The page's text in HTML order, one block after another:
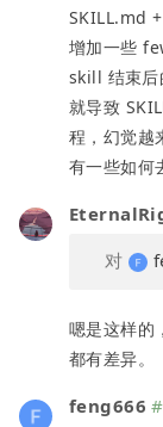
SKILL.md
增加一些
skill 结束后
就导致
程，幻觉越
有一些如何
对
嗯是这样的
都有差异。
feng666